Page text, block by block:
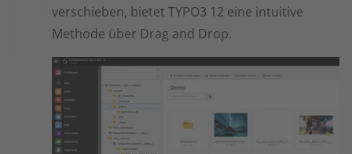
verschieben, bietet TYPO3 12 eine intuitive
Methode über Drag and Drop.